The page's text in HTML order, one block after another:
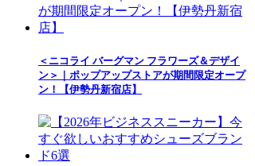
＜ニコライ バーグマン フラワーズ＆デザイ
ン＞｜ポップアップストアが期間限定オープ
ン！【伊勢丹新宿店】